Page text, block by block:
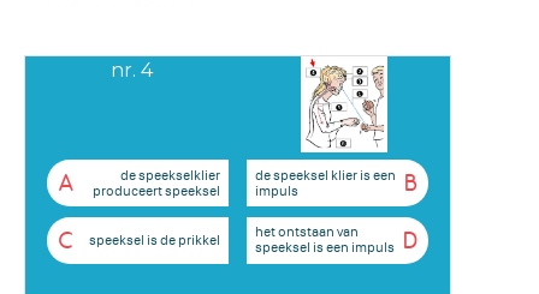
nr. 4
A
de speekselklier
produceert speeksel
B
de speeksel klier is een
impuls
C speeksel is de prikkel D
het ontstaan van
speeksel is een impuls